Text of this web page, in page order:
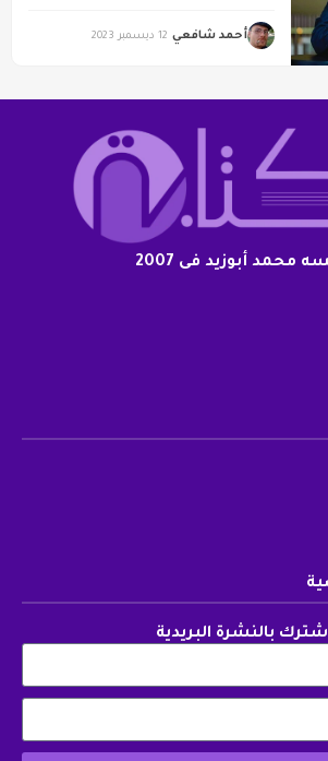
أحمد شافعي 12 ديسمبر 2023
محمد أبوزيد فى 2007
بالنشرة البريدية